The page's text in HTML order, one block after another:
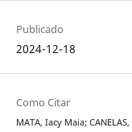
Publicado
2024-12-18
Como Citar
MATA, Iacy Maia;